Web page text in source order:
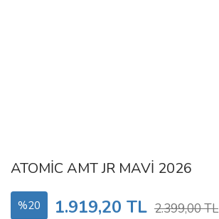
ATOMİC AMT JR MAVİ 2026
%20 1.919,20 TL 2.399,00 TL